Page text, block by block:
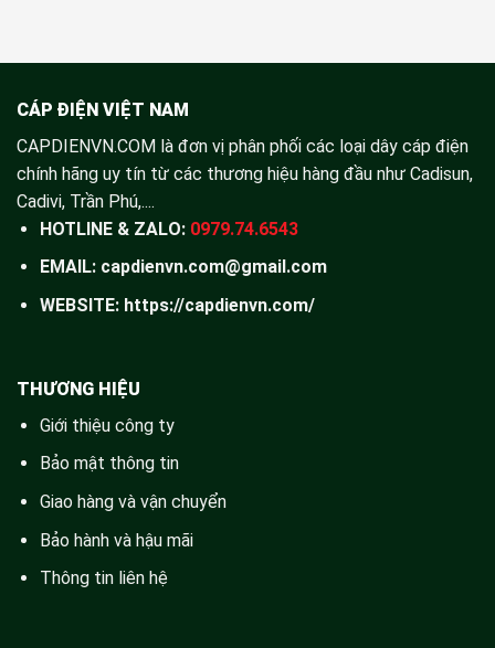
CÁP ĐIỆN VIỆT NAM
CAPDIENVN.COM là đơn vị phân phối các loại dây cáp điện
chính hãng uy tín từ các thương hiệu hàng đầu như Cadisun,
Cadivi, Trần Phú,....
HOTLINE & ZALO: 0979.74.6543
EMAIL: capdienvn.com@gmail.com
WEBSITE: https://capdienvn.com/
THƯƠNG HIỆU
Giới thiệu công ty
Bảo mật thông tin
Giao hàng và vận chuyển
Bảo hành và hậu mãi
Thông tin liên hệ